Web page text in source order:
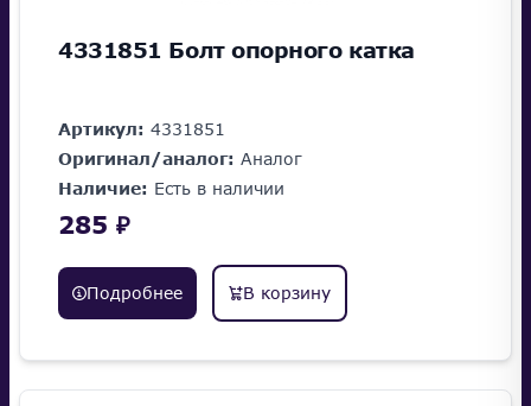
4331851 Болт опорного катка
Артикул: 4331851
Оригинал/аналог: Аналог
Наличие: Есть в наличии
285 ₽
Подробнее В корзину